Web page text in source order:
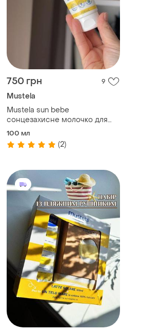
750 грн 9
Mustela
Mustela sun bebe
сонцезахисне молочко для
обличчя та тіла, spf 50+, 100
мл
100 мл
(2)